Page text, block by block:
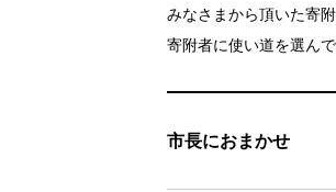
みなさまから頂いた寄
寄附者に使い道を選ん
市長におまかせ